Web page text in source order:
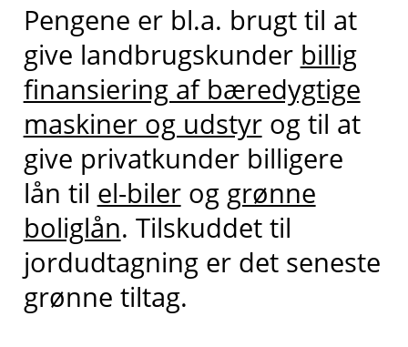
Pengene er bl.a. brugt til at
give landbrugskunder billig
finansiering af bæredygtige
maskiner og udstyrog til at
give privatkunder billigere
lån til el-bilerog grønne
boliglån. Tilskuddet til
jordudtagning er det seneste
grønne tiltag.